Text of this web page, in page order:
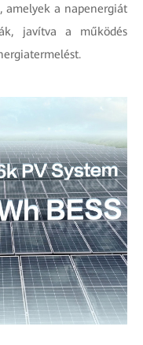
amelyek a napenergiát
javítva a működés